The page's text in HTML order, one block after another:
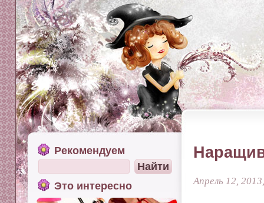
Апрель 12,
Рекомендуем
Это интересно